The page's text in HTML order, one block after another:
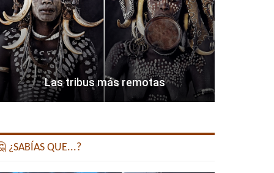
Las tribus más remotas
¿SABÍAS QUE...?